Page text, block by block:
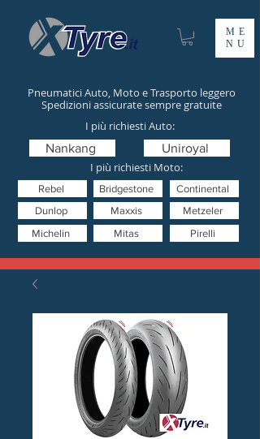
ME
NU
Pneumatici Auto, Moto e Trasporto leggero
Spedizioni assicurate sempre gratuite
I più richiesti Moto:
Mitas
Nankang
Pirelli
Uniroyal
Metzeler
Dunlop
Bridgestone Continental
Michelin
Rebel
I più richiesti Auto:
Maxxis